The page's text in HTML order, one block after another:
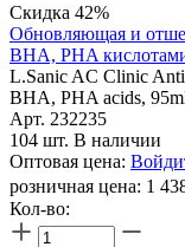
Скидка 42%
Обновляющая и
BHA, PHA
L.Sanic AC Clinic
BHA, PHA acids,
Арт. 232235
104 шт. В наличии
Оптовая цена:
розничная цена: 1
Кол-во: